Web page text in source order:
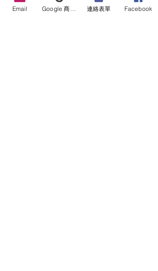
Email 連絡表單 Facebook